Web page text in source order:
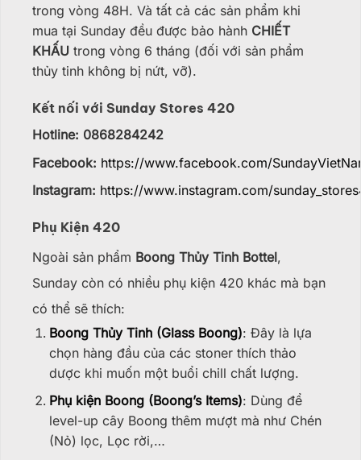
trong vòng 48H. Và tất cả các sản phẩm khi
mua tại Sunday đều được bảo hành CHIẾT
KHẤU trong vòng 6 tháng (đối với sản phẩm
thủy tinh không bị nứt, vỡ).
Kết nối với Sunday Stores 420
Hotline: 0868284242
Facebook: https://www.facebook.com/
Instagram: https://www.instagram.com/
Phụ Kiện 420
Ngoài sản phẩm Boong Thủy Tinh Bottel,
Sunday còn có nhiều phụ kiện 420 khác mà bạn
có thể sẽ thích:
Boong Thủy Tinh (Glass Boong): Đây là lựa
chọn hàng đầu của các stoner thích thảo
dược khi muốn một buổi chill chất lượng.
Phụ kiện Boong (Boong’s Items): Dùng để
level-up cây Boong thêm mượt mà như Chén
(Nỏ) lọc, Lọc rời,…